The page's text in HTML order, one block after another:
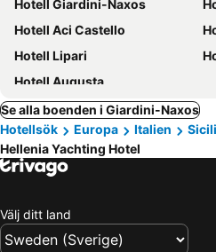
Hotell Giardini-Naxos
Hotell Aci Castello
Hotell Lipari
Hotell Augusta
Se alla boenden i Giardini-Naxos
Hotellsök
Europa Italien
Hellenia Yachting Hotel
Välj ditt land